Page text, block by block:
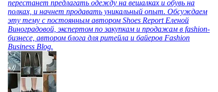
перестанет предлагать одежду на вешалках и обувь на
полках, и начнет продавать уникальный опыт. Обсуждаем
эту тему с постоянным автором Shoes Report Еленой
Виноградовой, экспертом по закупкам и продажам в fashion-
бизнесе, автором блога для ритейла и байеров Fashion
Business Blog.